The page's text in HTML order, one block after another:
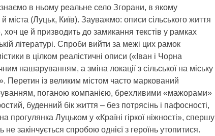
в ньому реальне село Згорани, в якому
(Луцьк, Київ). Зауважмо: описи сільського життя
це й призводить до замикання текстів у рамках
літературі. Спроби вийти за межі цих рамок
в цілком реалістичні описи («Іван і Чорна
нашаруванням, а зміна локації з сільської на міську
Перетин із великим містом часто маркований
поганою компанією, брехливими «мажорами»
буденний бік життя – без потрясінь і пафосності,
прогулянка Луцьком у «Країні гіркої ніжності», спершу
закінчується спробою однієї з героїнь утопитися.